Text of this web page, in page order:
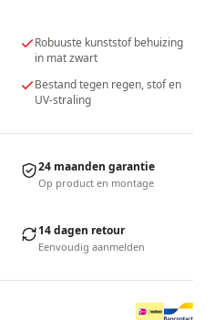
Robuuste kunststof behuizing
in mat zwart
Bestand tegen regen, stof en
UV-straling
24 maanden garantie
Op product en montage
14 dagen retour
Eenvoudig aanmelden